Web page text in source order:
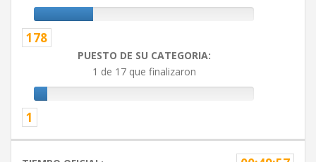
178
PUESTO DE SU CATEGORIA:
1 de 17 que finalizaron
1